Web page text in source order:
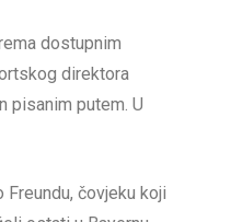
dostupnim
direktora
pisanim putem. U
Freundu, čovjeku koji